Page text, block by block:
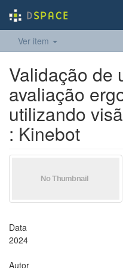
Ver item
Validação de
avaliação
utilizando
: Kinebot
Data
2024
Autor